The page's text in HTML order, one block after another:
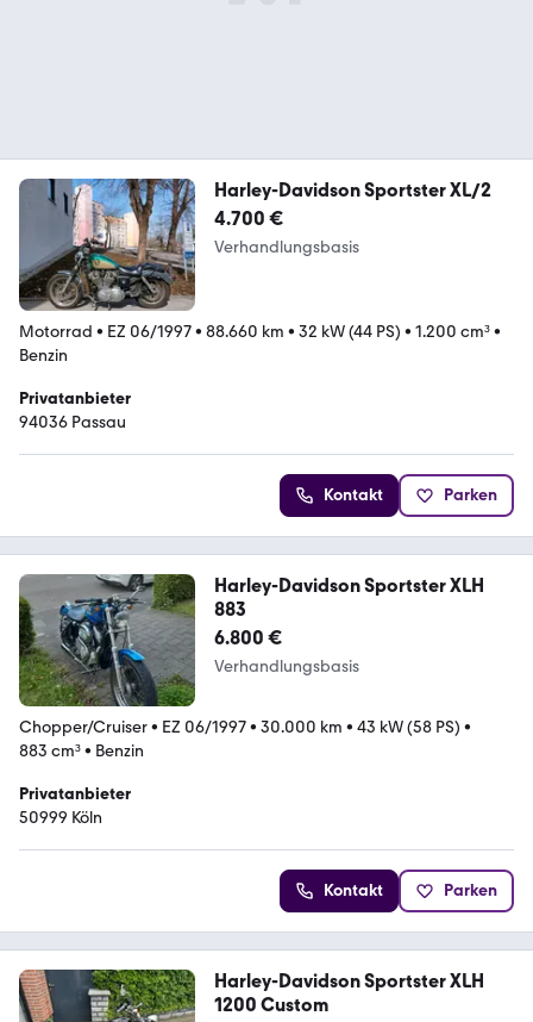
Harley-Davidson Sportster XL/2
4.700 €
Verhandlungsbasis
Motorrad • EZ 06/1997• 88.660 km • 32 kW (44 PS) • 1.200 cm³•
Benzin
Privatanbieter
94036 Passau
Kontakt Parken
Harley-Davidson Sportster XLH
883
6.800 €
Verhandlungsbasis
Chopper/Cruiser• EZ 06/1997• 30.000 km • 43 kW (58 PS) •
883 cm³• Benzin
Privatanbieter
50999 Köln
Kontakt Parken
Harley-Davidson Sportster XLH
1200 Custom